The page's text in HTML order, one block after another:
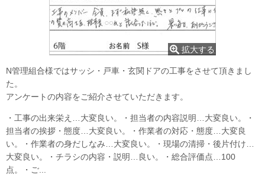
拡大する
N管理組合様ではサッシ・戸車・玄関ドアの工事をさせて頂きまし
た。
アンケートの内容をご紹介させていただきます。
・工事の出来栄え…大変良い。・担当者の内容説明…大変良い。・
担当者の挨拶・態度…大変良い。・作業者の対応・態度…大変良
い。・作業者の身だしなみ…大変良い。・現場の清掃・後片付け…
大変良い。・チラシの内容・説明…良い。・総合評価点…100
点。・ご...